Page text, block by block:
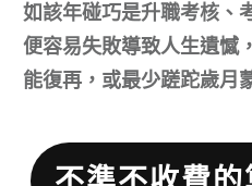
如該年碰巧是升職考核、
便容易失敗導致人生遺憾
能復再，或最少蹉跎歲月